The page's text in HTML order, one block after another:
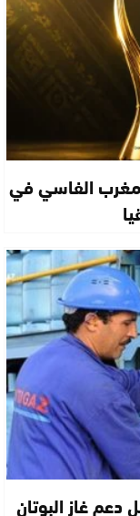
الفاسي في
تواصل دعم غاز البوتان